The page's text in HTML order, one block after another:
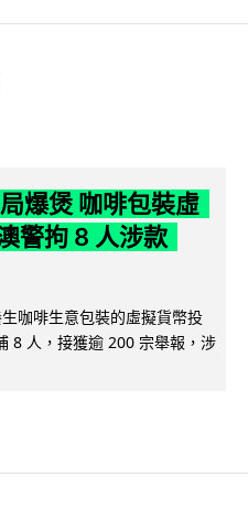
爆煲 咖啡包裝虛
警拘 8 人涉款
咖啡生意包裝的虛擬貨幣投
8 人，接獲逾 200 宗舉報，涉